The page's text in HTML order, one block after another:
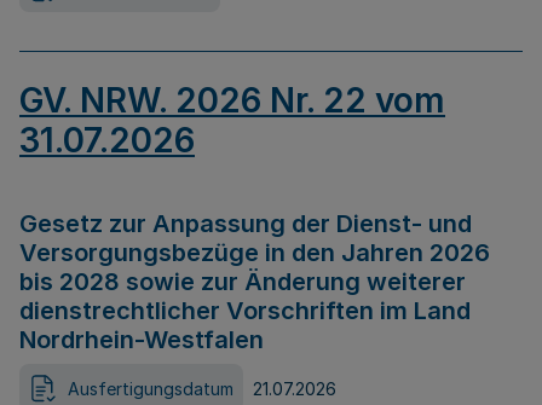
GV. NRW. 2026 Nr. 22 vom
31.07.2026
Gesetz zur Anpassung der Dienst- und
Versorgungsbezüge in den Jahren 2026
bis 2028 sowie zur Änderung weiterer
dienstrechtlicher Vorschriften im Land
Nordrhein-Westfalen
Ausfertigungsdatum 21.07.2026